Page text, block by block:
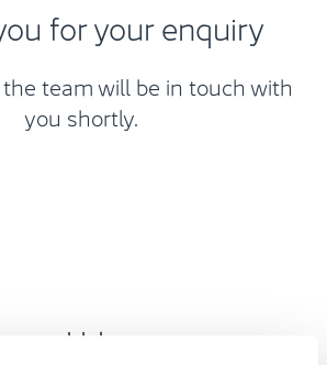
for your enquiry
team will be in touch with
you shortly.
blogs